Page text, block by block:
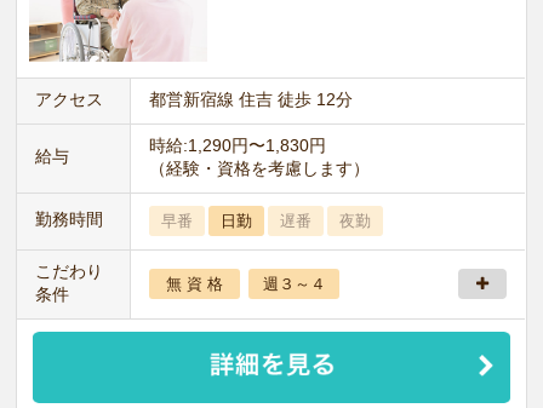
アクセス 都営新宿線 住吉 徒歩 12分
給与
時給:1,290円〜1,830円
（経験・資格を考慮します）
勤務時間 早番 日勤 遅番 夜勤
こだわり
条件
無 資 格 週３～４